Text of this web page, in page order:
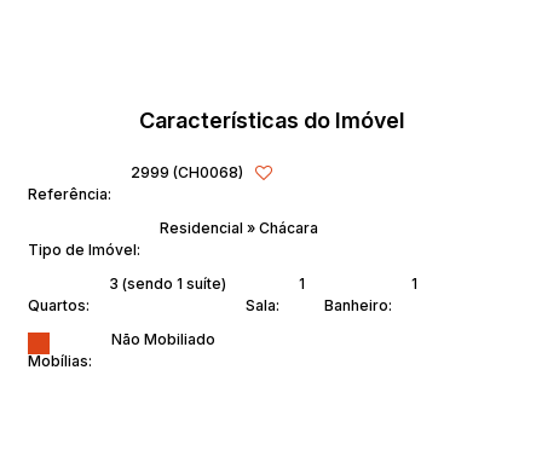
Características do Imóvel
Referência:
2999 (CH0068)
Tipo de Imóvel:
Residencial » Chácara
Quartos:
3 (sendo 1 suíte)
Sala:
1
Banheiro:
1
Mobílias:
Não Mobiliado